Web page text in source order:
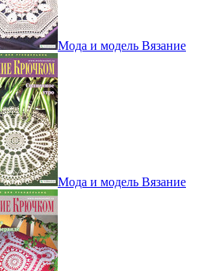
Мода и модель Вязание
Мода и модель Вязание